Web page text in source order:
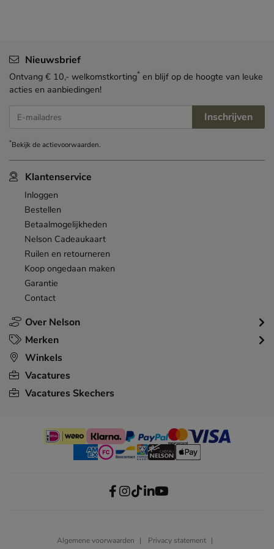
Over Nelson
Klantenservice
Inloggen
Bestellen
Betaalmogelijkheden
Nelson Cadeaukaart
Ruilen en retourneren
Koop ongedaan maken
Garantie
Contact
Merken
Winkels
Vacatures
Vacatures Skechers
Nieuwsbrief
Ontvang € 10,- welkomstkorting* en blijf op de hoogte van leuke
acties en aanbiedingen!
E-mailadres Inschrijven
*Bekijk deactievoorwaarden.
Algemene voorwaarden
Privacy statement